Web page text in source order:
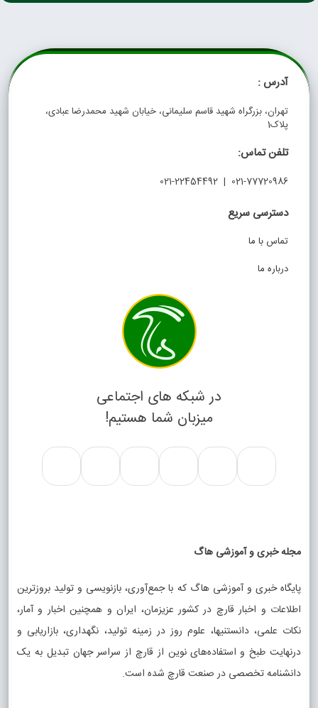
آدرس :
تهران، بزرگراه شهید قاسم سلیمانی، خیابان شهید محمدرضا عبادی،
پلاک1
تلفن تماس:
021-77720986 | 021-22454492
دسترسی سریع
تماس با ما
درباره ما
در شبکه های اجتماعی
میزبان شما هستیم!
مجله خبری و آموزشی هاگ
پایگاه خبری و آموزشی هاگ که با جمع‌آوری، بازنویسی و تولید بروزترین
اطلاعات و اخبار قارچ در کشور عزیزمان، ایران و همچنین اخبار و آمار،
نکات علمی، دانستنیها، علوم روز در زمینه تولید، نگهداری، بازاریابی و
درنهایت طبخ و استفاده‌های نوین از قارچ از سراسر جهان تبدیل به یک
دانشنامه تخصصی در صنعت قارچ شده است.